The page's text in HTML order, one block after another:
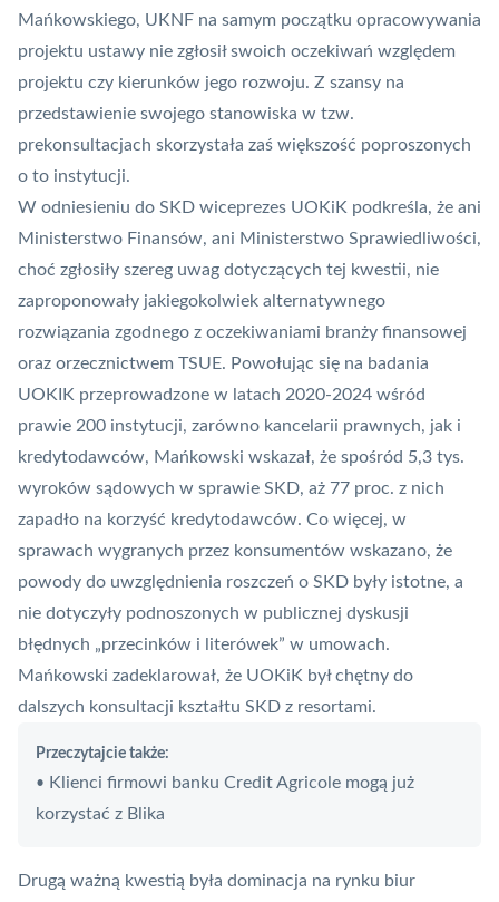
Mańkowskiego, UKNF na samym początku opracowywania
projektu ustawy nie zgłosił swoich oczekiwań względem
projektu czy kierunków jego rozwoju. Z szansy na
przedstawienie swojego stanowiska w tzw.
prekonsultacjach skorzystała zaś większość poproszonych
o to instytucji.
W odniesieniu do SKD wiceprezes UOKiK podkreśla, że ani
Ministerstwo Finansów, ani Ministerstwo Sprawiedliwości,
choć zgłosiły szereg uwag dotyczących tej kwestii, nie
zaproponowały jakiegokolwiek alternatywnego
rozwiązania zgodnego z oczekiwaniami branży finansowej
oraz orzecznictwem TSUE. Powołując się na badania
UOKIK przeprowadzone w latach 2020-2024 wśród
prawie 200 instytucji, zarówno kancelarii prawnych, jak i
kredytodawców, Mańkowski wskazał, że spośród 5,3 tys.
wyroków sądowych w sprawie SKD, aż 77 proc. z nich
zapadło na korzyść kredytodawców. Co więcej, w
sprawach wygranych przez konsumentów wskazano, że
powody do uwzględnienia roszczeń o SKD były istotne, a
nie dotyczyły podnoszonych w publicznej dyskusji
błędnych „przecinków i literówek” w umowach.
Mańkowski zadeklarował, że UOKiK był chętny do
dalszych konsultacji kształtu SKD z resortami.
Przeczytajcie także:
• Klienci firmowi banku Credit Agricole mogą już
korzystać z Blika
Drugą ważną kwestią była dominacja na rynku biur